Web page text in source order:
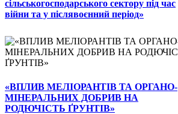
сільськогосподарського сектору під час
війни та у післявоєнний період»
«ВПЛИВ МЕЛІОРАНТІВ ТА ОРГАНО-
МІНЕРАЛЬНИХ ДОБРИВ НА
РОДЮЧІСТЬ ҐРУНТІВ»